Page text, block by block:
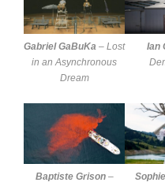
Gabriel GaBuKa –Lost
in an Asynchronous
Dream
Ian
Baptiste Grison–